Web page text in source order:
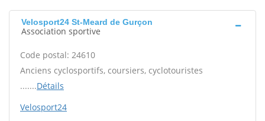
Velosport24 St-Meard de Gurçon
Association sportive
Code postal: 24610
Anciens cyclosportifs, coursiers, cyclotouristes
.......Détails
Velosport24